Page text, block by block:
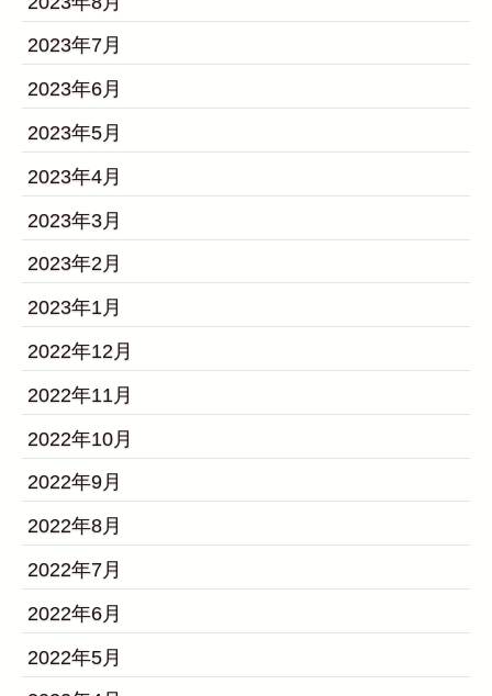
2023年7月
2023年6月
2023年5月
2023年4月
2023年3月
2023年2月
2023年1月
2022年12月
2022年11月
2022年10月
2022年9月
2022年8月
2022年7月
2022年6月
2022年5月